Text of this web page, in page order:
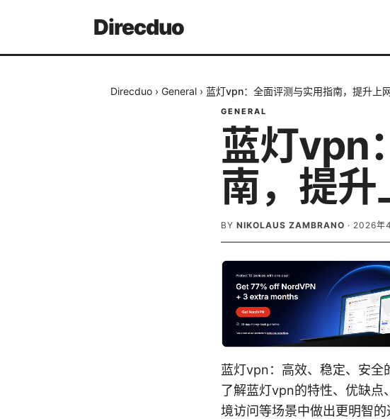
Direcduo
Direcduo › General › 蓝灯vpn：全面评测与实用指南，提升上
GENERAL
蓝灯vpn
南，提
BY NIKOLAUS ZAMBRANO · 2026年
蓝灯vpn：高效、稳定、安全
了解蓝灯vpn的特性、优缺点
境访问等场景中做出更明智的